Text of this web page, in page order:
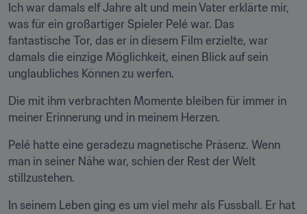
Ich war damals elf Jahre alt und mein Vater erklärte mir,
was für ein großartiger Spieler Pelé war. Das
fantastische Tor, das er in diesem Film erzielte, war
damals die einzige Möglichkeit, einen Blick auf sein
unglaubliches Können zu werfen.
Die mit ihm verbrachten Momente bleiben für immer in
meiner Erinnerung und in meinem Herzen.
Pelé hatte eine geradezu magnetische Präsenz. Wenn
man in seiner Nähe war, schien der Rest der Welt
stillzustehen.
In seinem Leben ging es um viel mehr als Fussball. Er hat